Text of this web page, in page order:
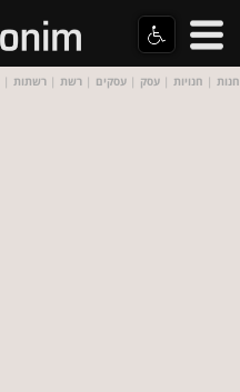
חנות | חנויות | עסק | עסקים | רשת | רשתות |